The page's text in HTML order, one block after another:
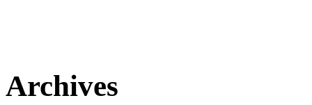
Archives